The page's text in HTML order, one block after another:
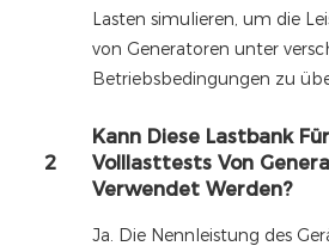
Lasten simulieren, um die
von Generatoren unter
Betriebsbedingungen zu
2
Kann Diese Lastbank Für
Volllasttests Von
Verwendet Werden?
Ja. Die Nennleistung des